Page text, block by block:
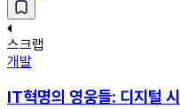
스크랩
개발
IT혁명의 영웅들: 디지털